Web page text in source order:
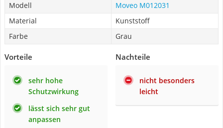
Modell
Moveo M012031
Material
Kunststoff
Farbe
Grau
Vorteile
sehr hohe
Schutzwirkung
lässt sich sehr gut
anpassen
Nachteile
nicht besonders
leicht